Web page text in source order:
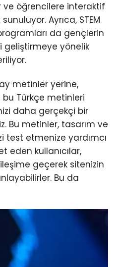
ve öğrencilere interaktif
Ayrıca, STEM
da gençlerin
geliştirmeye yönelik
metinler yerine,
Türkçe metinleri
daha gerçekçi bir
Bu metinler, tasarım ve
test etmenize yardımcı
eden kullanıcılar,
geçerek sitenizin
Bu da